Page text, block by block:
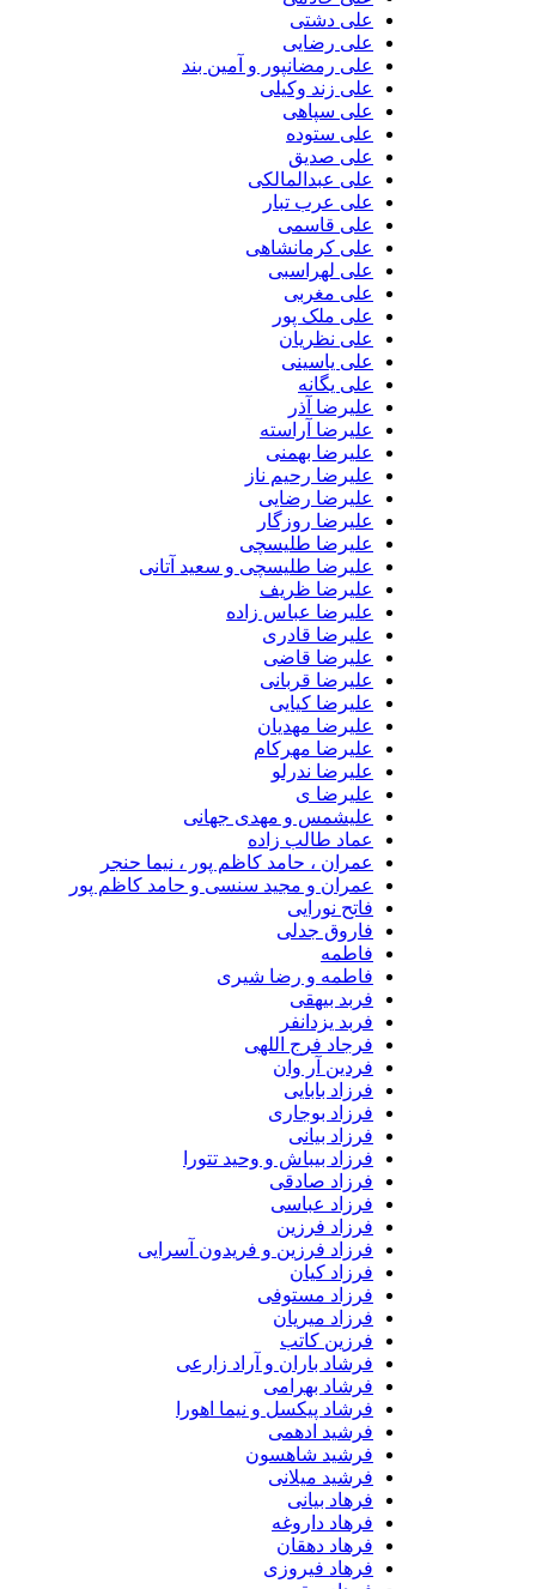
علی دشتی
علی رضایی
علی رمضانپور و آمین بند
علی زند وکیلی
علی سپاهی
علی ستوده
علی صدیق
علی عبدالمالکی
علی عرب تبار
علی قاسمی
علی کرمانشاهی
علی لهراسبی
علی مغربی
علی ملک پور
علی نظریان
علی یاسینی
علی یگانه
علیرضا آذر
علیرضا آراسته
علیرضا بهمنی
علیرضا رحیم ناز
علیرضا رضایی
علیرضا روزگار
علیرضا طلیسچی
علیرضا طلیسچی و سعید آتانی
علیرضا ظریف
علیرضا عباس زاده
علیرضا قادری
علیرضا قاضی
علیرضا قربانی
علیرضا کیایی
علیرضا مهدیان
علیرضا مهرکام
علیرضا ندرلو
علیرضا ی
علیشمس و مهدی جهانی
عماد طالب زاده
عمران ، حامد کاظم پور ، نیما حنجر
عمران و مجید سنسی و حامد کاظم پور
فاتح نورایی
فاروق جدلی
فاطمه
فاطمه و رضا شیری
فربد بیهقی
فربد یزدانفر
فرجاد فرج اللهی
فردین آر وان
فرزاد بابایی
فرزاد بوجاری
فرزاد بیانی
فرزاد بیباش و وحید تتورا
فرزاد صادقی
فرزاد عباسی
فرزاد فرزین
فرزاد فرزین و فریدون آسرایی
فرزاد کیان
فرزاد مستوفی
فرزاد میریان
فرزین کاتب
فرشاد باران و آراد زارعی
فرشاد بهرامی
فرشاد پیکسل و نیما اهورا
فرشید ادهمی
فرشید شاهسون
فرشید میلانی
فرهاد بیانی
فرهاد داروغه
فرهاد دهقان
فرهاد فیروزی